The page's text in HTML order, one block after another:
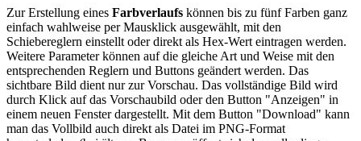
Zur Erstellung eines Farbverlaufs können bis zu fünf Farben ganz
einfach wahlweise per Mausklick ausgewählt, mit den
Schiebereglern einstellt oder direkt als Hex-Wert eintragen werden.
Weitere Parameter können auf die gleiche Art und Weise mit den
entsprechenden Reglern und Buttons geändert werden. Das
sichtbare Bild dient nur zur Vorschau. Das vollständige Bild wird
durch Klick auf das Vorschaubild oder den Button "Anzeigen" in
einem neuen Fenster dargestellt. Mit dem Button "Download" kann
man das Vollbild auch direkt als Datei im PNG-Format